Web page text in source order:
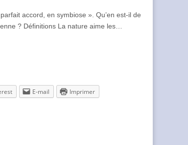
accord, en symbiose ». Qu’en est-il de
? Définitions La nature aime les…
E-mail Imprimer